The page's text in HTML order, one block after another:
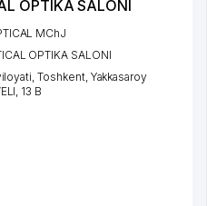
OPTIKA SALONI
MChJ
OPTIKA SALONI
,Toshkent, Yakkasaroy
, 13 B